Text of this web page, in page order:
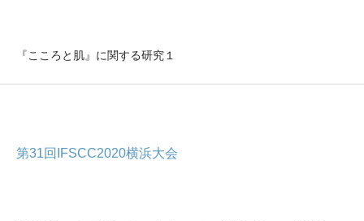
『こころと肌』に関する研究１
第31回IFSCC2020横浜大会